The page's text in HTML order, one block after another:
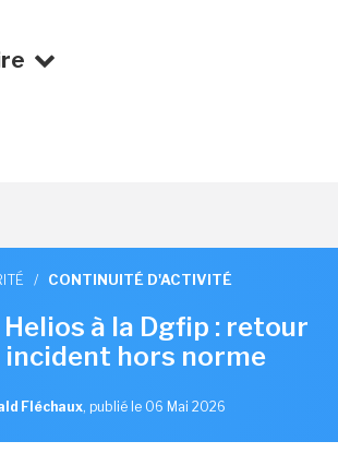
/ CONTINUITÉ D'ACTIVITÉ
Helios à la Dgfip : retour
incident hors norme
Fléchaux, publié le 06 Mai 2026